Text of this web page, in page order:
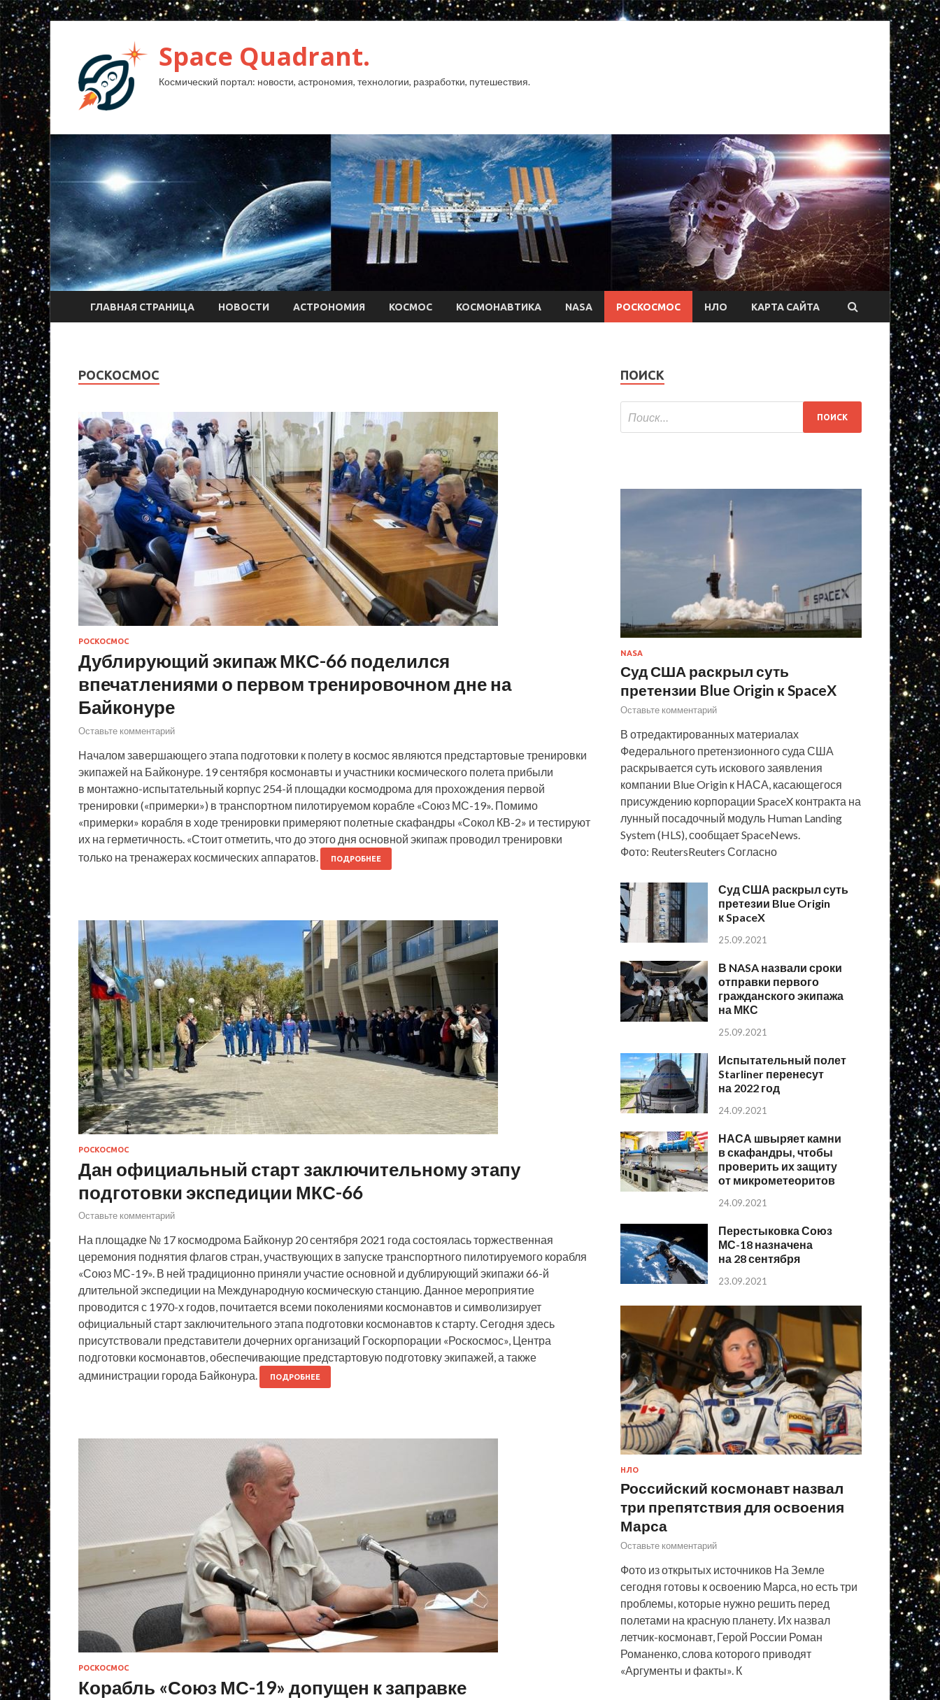
Space Quadrant.
Космический портал: новости, астрономия, технологии, разработки, путешествия.
ГЛАВНАЯ СТРАНИЦА НОВОСТИ АСТРОНОМИЯ КОСМОС КОСМОНАВТИКА NASA РОСКОСМОС НЛО КАРТА САЙТА
РОСКОСМОС
РОСКОСМОС
Дублирующий экипаж МКС-66 поделился
впечатлениями о первом тренировочном дне на
Байконуре
Оставьте комментарий
Началом завершающего этапа подготовки к полету в космос являются предстартовые тренировки
экипажей на Байконуре. 19 сентября космонавты и участники космического полета прибыли
в монтажно-испытательный корпус 254-й площадки космодрома для прохождения первой
тренировки («примерки») в транспортном пилотируемом корабле «Союз МС-19». Помимо
«примерки» корабля в ходе тренировки примеряют полетные скафандры «Сокол КВ-2» и тестируют
их на герметичность. «Стоит отметить, что до этого дня основной экипаж проводил тренировки
только на тренажерах космических аппаратов.
ПОДРОБНЕЕ
РОСКОСМОС
Дан официальный старт заключительному этапу
подготовки экспедиции МКС-66
Оставьте комментарий
На площадке № 17 космодрома Байконур 20 сентября 2021 года состоялась торжественная
церемония поднятия флагов стран, участвующих в запуске транспортного пилотируемого корабля
«Союз МС-19». В ней традиционно приняли участие основной и дублирующий экипажи 66-й
длительной экспедиции на Международную космическую станцию. Данное мероприятие
проводится с 1970-х годов, почитается всеми поколениями космонавтов и символизирует
официальный старт заключительного этапа подготовки космонавтов к старту. Сегодня здесь
присутствовали представители дочерних организаций Госкорпорации «Роскосмос», Центра
подготовки космонавтов, обеспечивающие предстартовую подготовку экипажей, а также
администрации города Байконура.
ПОДРОБНЕЕ
РОСКОСМОС
Корабль «Союз МС-19» допущен к заправке
ПОИСК
NASA
Суд США раскрыл суть
претензии Blue Origin к SpaceX
Оставьте комментарий
В отредактированных материалах
Федерального претензионного суда США
раскрывается суть искового заявления
компании Blue Origin к НАСА, касающегося
присуждению корпорации SpaceX контракта на
лунный посадочный модуль Human Landing
System (HLS), сообщает SpaceNews.
Фото: ReutersReuters Согласно
Суд США раскрыл суть
претезии Blue Origin
к SpaceX
25.09.2021
В NASA назвали сроки
отправки первого
гражданского экипажа
на МКС
25.09.2021
Испытательный полет
Starliner перенесут
на 2022 год
24.09.2021
НАСА швыряет камни
в скафандры, чтобы
проверить их защиту
от микрометеоритов
24.09.2021
Перестыковка Союз
МС-18 назначена
на 28 сентября
23.09.2021
НЛО
Российский космонавт назвал
три препятствия для освоения
Марса
Оставьте комментарий
Фото из открытых источников На Земле
сегодня готовы к освоению Марса, но есть три
проблемы, которые нужно решить перед
полетами на красную планету. Их назвал
летчик-космонавт, Герой России Роман
Романенко, слова которого приводят
«Аргументы и факты». К